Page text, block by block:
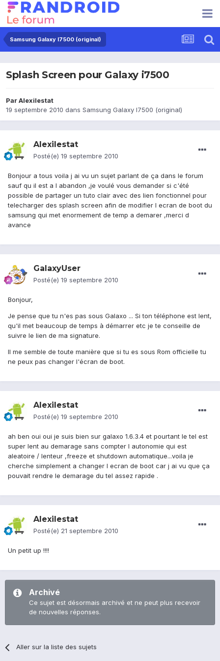
Samsung Galaxy I7500 (original)
Splash Screen pour Galaxy i7500
ParAlexilestat
19 septembre 2010 dans Samsung Galaxy I7500 (original)
Alexilestat
Posté(e) 19 septembre 2010
Bonjour a tous voila j ai vu un sujet parlant de ça dans le forum
sauf qu il est a l abandon ,je voulé vous demander si c'été
possible de partager un tuto clair avec des lien fonctionnel pour
telecharger des splash screen afin de modifier l ecran de boot du
samsung qui met enormement de temp a demarer ,merci d
avance
GalaxyUser
Posté(e) 19 septembre 2010
Bonjour,
Je pense que tu n'es pas sous Galaxo ... Si ton téléphone est lent,
qu'il met beaucoup de temps à démarrer etc je te conseille de
suivre le lien de ma signature.
Il me semble de toute manière que si tu es sous Rom officielle tu
ne peux pas changer l'écran de boot.
Alexilestat
Posté(e) 19 septembre 2010
ah ben oui oui je suis bien sur galaxo 1.6.3.4 et pourtant le tel est
super lent au demarage sans compter l autonomie qui est
aleatoire / lenteur ,freeze et shutdown automatique...voila je
cherche simplement a changer l ecran de boot car j ai vu que ça
pouvait rendre le demarage du tel assez rapide .
Alexilestat
Posté(e) 21 septembre 2010
Un petit up !!!!
Archivé
Ce sujet est désormais archivé et ne peut plus recevoir
de nouvelles réponses.
Aller sur la liste des sujets